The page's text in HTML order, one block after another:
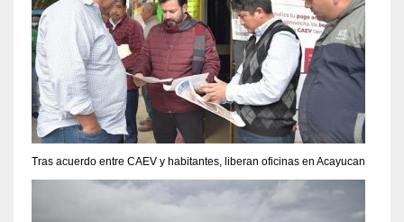
Tras acuerdo entre CAEV y habitantes, liberan oficinas en Acayucan